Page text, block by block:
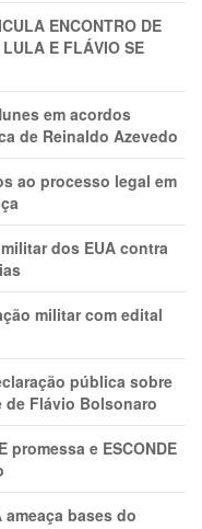
ENCONTRO DE
E FLÁVIO SE
em acordos
de Reinaldo Azevedo
ao processo legal em
dos EUA contra
militar com edital
pública sobre
de Flávio Bolsonaro
promessa e ESCONDE
bases do